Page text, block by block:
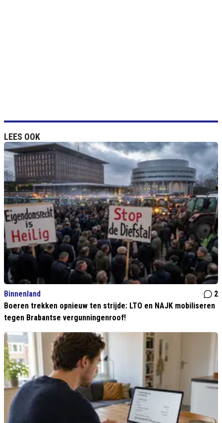
LEES OOK
Binnenland
2
Boeren trekken opnieuw ten strijde: LTO en NAJK mobiliseren
tegen Brabantse vergunningenroof!